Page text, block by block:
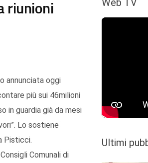
riunioni
annunciata oggi
più sui 46milioni
in guardia già da mesi
Lo sostiene
Pisticci.
Comunali di
Ultimi